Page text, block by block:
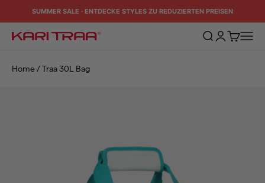
SUMMER SALE · ENTDECKE STYLES ZU REDUZIERTEN PREISEN
Kari Traa Suche öffnen
Home /Traa 30L Bag